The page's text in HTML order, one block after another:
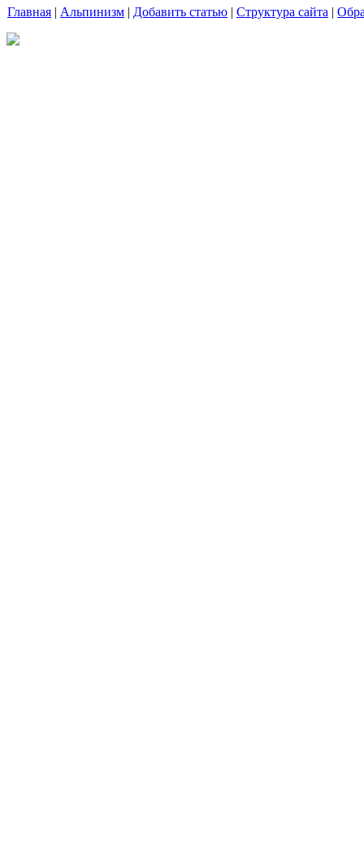
Главная | Альпинизм | Добавить статью | Структура сайта |